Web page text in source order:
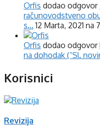
Orfis dodao odgovor
računovodstveno
s… 12 Marta, 2021 na
Orfis dodao odgovor
na dohodak (“Sl.
Korisnici
Revizija